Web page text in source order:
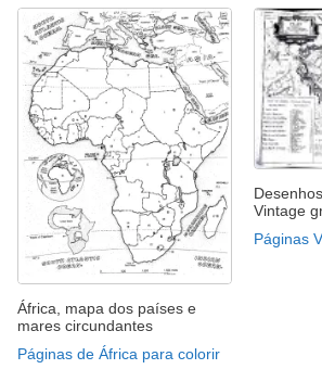
África, mapa dos países e
mares circundantes
Páginas de África para colorir
Vintage
Páginas